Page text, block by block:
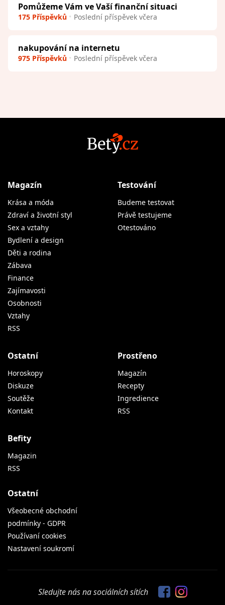
Pomůžeme Vám ve Vaší finanční situaci
175 Příspěvků Poslední příspěvek včera
nakupování na internetu
975 Příspěvků Poslední příspěvek včera
Magazín
Krása a móda
Zdraví a životní styl
Sex a vztahy
Bydlení a design
Děti a rodina
Zábava
Finance
Zajímavosti
Osobnosti
Vztahy
RSS
Testování
Budeme testovat
Právě testujeme
Otestováno
Ostatní
Horoskopy
Diskuze
Soutěže
Kontakt
Prostřeno
Magazín
Recepty
Ingredience
RSS
Befity
Magazin
RSS
Ostatní
Všeobecné obchodní
podmínky - GDPR
Používaní cookies
Nastavení soukromí
Sledujte nás na sociálních sítích